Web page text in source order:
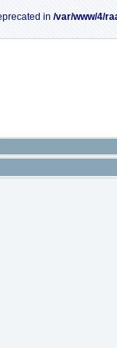
in /var/www/4/